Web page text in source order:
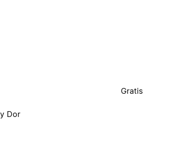
Dor
Gratis